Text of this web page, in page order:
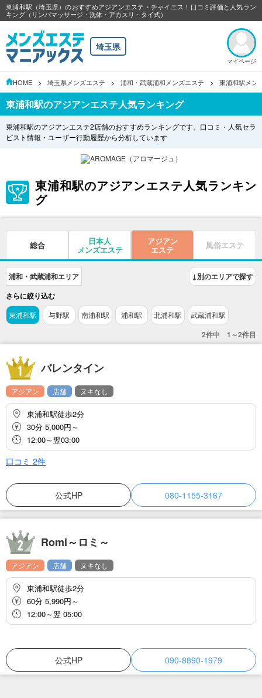
東浦和駅（埼玉県）のおすすめアジアンエステ・チャイエス！口コミ評価と人気ラン
キング（リンパマッサージ・洗体・アカスリ・タイ式）
埼玉県
マイページ
HOME 埼玉県メンズエステ 浦和・武蔵浦和メンズエステ 東浦和駅メン
東浦和駅のアジアンエステ人気ランキング
東浦和駅のアジアンエステ2店舗のおすすめランキングです。口コミ・人気セラ
ピスト情報・ユーザー行動履歴から分析しています
東浦和駅のアジアンエステ人気ランキン
グ
総合 日本人
メンズエステ
アジアン
エステ 風俗エステ
↓別のエリアで探す
浦和・武蔵浦和エリア
さらに絞り込む
東浦和駅 与野駅 南浦和駅 浦和駅 北浦和駅 武蔵浦和駅
2件中 1～2件目
バレンタイン
アジアン 店舗 ヌキなし
東浦和駅徒歩2分
30分 5,000円～
12:00～翌03:00
口コミ 2件
公式HP 080-1155-3167
Romi～ロミ～
アジアン 店舗 ヌキなし
東浦和駅徒歩2分
60分 5,990円～
12:00～翌 05:00
公式HP 090-8890-1979